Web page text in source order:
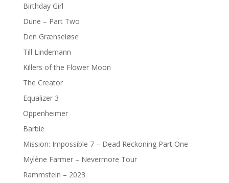
Birthday Girl
Dune – Part Two
Den Grænseløse
Till Lindemann
Killers of the Flower Moon
The Creator
Equalizer 3
Oppenheimer
Barbie
Mission: Impossible 7 – Dead Reckoning Part One
Mylène Farmer – Nevermore Tour
Rammstein – 2023